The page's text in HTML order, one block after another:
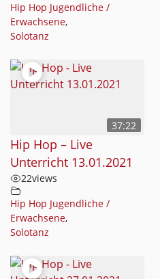
Hip Hop Jugendliche /
Erwachsene,
Solotanz
37:22
Hip Hop – Live
Unterricht 13.01.2021
22views
Hip Hop Jugendliche /
Erwachsene,
Solotanz